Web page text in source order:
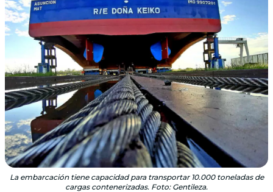
La embarcación tiene capacidad para transportar 10.000 toneladas de
cargas contenerizadas. Foto: Gentileza.